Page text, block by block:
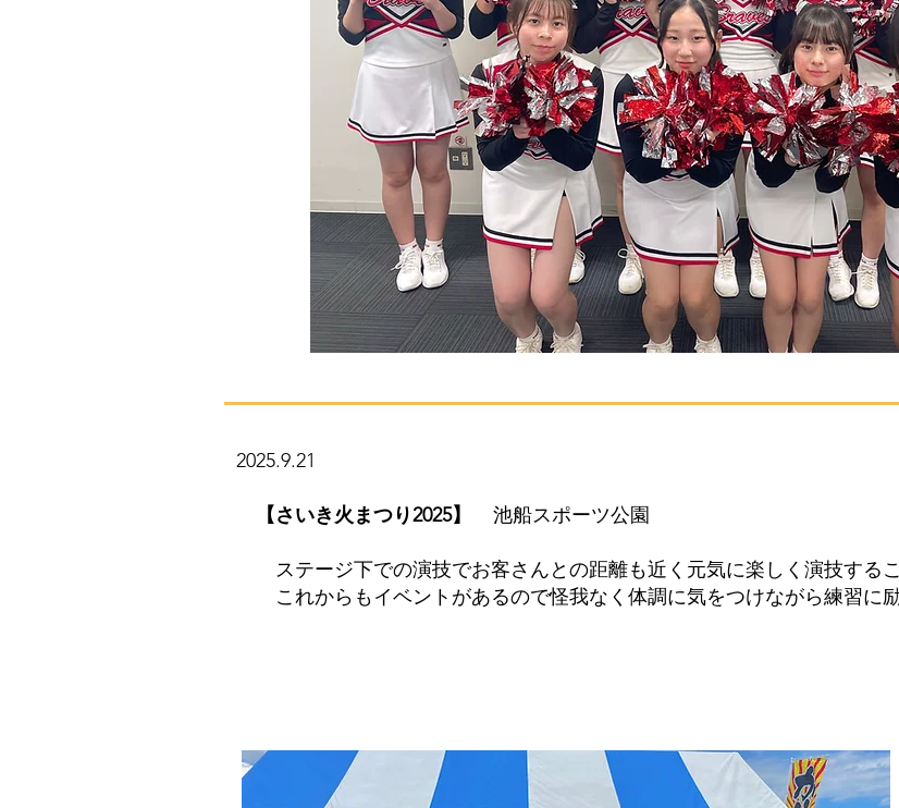
2025.9.21
【さいき火まつり2025】 池船スポーツ公園
ステージ下での演技でお客さんとの距離も近く元気に楽しく演技するこ
これからもイベントがあるので怪我なく体調に気をつけながら練習に励
丸